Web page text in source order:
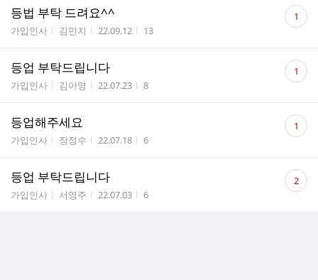
등법 부탁 드려요^^
게시판명
가입인사 작성자
김민지 작성시간
22.09.12 조회수
13
댓
글 1
등업 부탁드립니다
게시판명
가입인사 작성자
김아영 작성시간
22.07.23 조회수
8
댓
글 1
등업해주세요
게시판명
가입인사 작성자
장정수 작성시간
22.07.18 조회수
6
댓
글 1
등업 부탁드립니다
게시판명
가입인사 작성자
서영주 작성시간
22.07.03 조회수
6
댓
글 2